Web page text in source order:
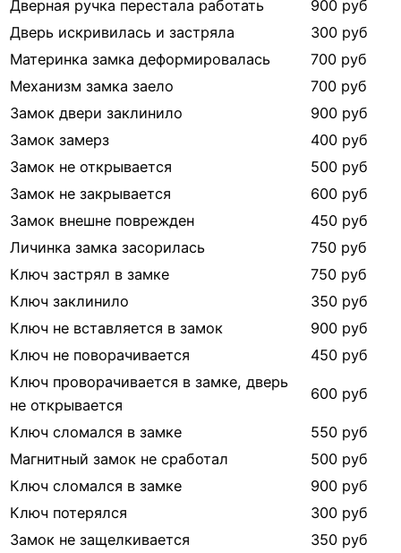
Дверная ручка перестала работать
900 руб
Дверь искривилась и застряла
300 руб
Материнка замка деформировалась
700 руб
Механизм замка заело
700 руб
Замок двери заклинило
900 руб
Замок замерз
400 руб
Замок не открывается
500 руб
Замок не закрывается
600 руб
Замок внешне поврежден
450 руб
Личинка замка засорилась
750 руб
Ключ застрял в замке
750 руб
Ключ заклинило
350 руб
Ключ не вставляется в замок
900 руб
Ключ не поворачивается
450 руб
Ключ проворачивается в замке, дверь
не открывается
600 руб
Ключ сломался в замке
550 руб
Магнитный замок не сработал
500 руб
Ключ сломался в замке
900 руб
Ключ потерялся
300 руб
Замок не защелкивается
350 руб